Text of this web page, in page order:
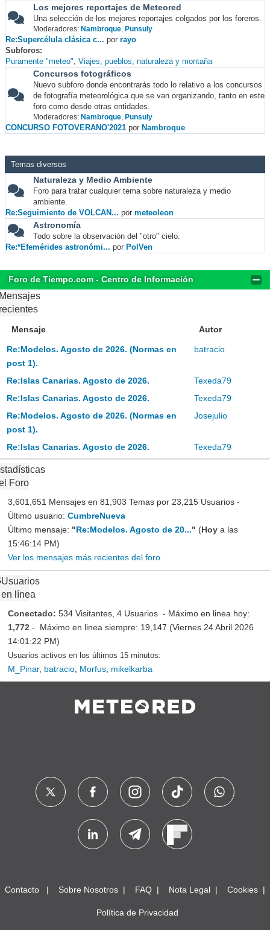
Los mejores reportajes de Meteored
Una selección de los mejores reportajes colgados por los foreros.
Moderadores: Nambroque, Punsuly
Re:Supercélula clásica c... por rayo
Subforos
Puramente "meteo" Viajes, pueblos, naturaleza y montaña
Concursos fotográficos
Nuevo subforo donde encontrarás todo lo relativo a los concursos
de fotografía meteorológica que se van organizando, tanto en este
foro como desde otras entidades.
Moderadores: Nambroque, Punsuly
CONCURSO FOTOVERANO'2021 por Nambroque
Temas diversos
Naturaleza y Medio Ambiente
Foro para tratar cualquier tema sobre naturaleza y medio
ambiente.
Re:Seguimiento de VOLCAN... por meteoleon
Astronomía
Todo sobre la observación del "otro" cielo.
Re:*Efemérides astronómi... por PolVen
Foro de Tiempo.com - Centro de Información
Mensaje Autor
Re:Modelos. Agosto de 2026. (Normas en
post 1).
batracio
Re:Islas Canarias. Agosto de 2026.
Texeda79
Re:Islas Canarias. Agosto de 2026.
Texeda79
Re:Modelos. Agosto de 2026. (Normas en
post 1).
Josejulio
Re:Islas Canarias. Agosto de 2026. Texeda79
Foro
3,601,651 Mensajes en 81,903 Temas por 23,215 Usuarios -
Último usuario: CumbreNueva
Último mensaje: "Re:Modelos. Agosto de 20..." (Hoy a las
15:46:14 PM)
Ver los mensajes más recientes del foro.
Usuarios
en línea
Conectado: 534 Visitantes, 4 Usuarios - Máximo en linea hoy:
1,772 - Máximo en linea siempre: 19,147 (Viernes 24 Abril 2026
14:01:22 PM)
Usuarios activos en los últimos 15 minutos:
M_Pinar, batracio Morfus mikelkarba
Contacto Sobre Nosotros FAQ Nota Legal Cookies
Política de Privacidad